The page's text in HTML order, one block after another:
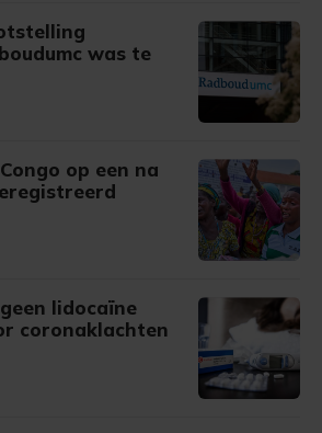
was te
op een na
lidocaïne
coronaklachten